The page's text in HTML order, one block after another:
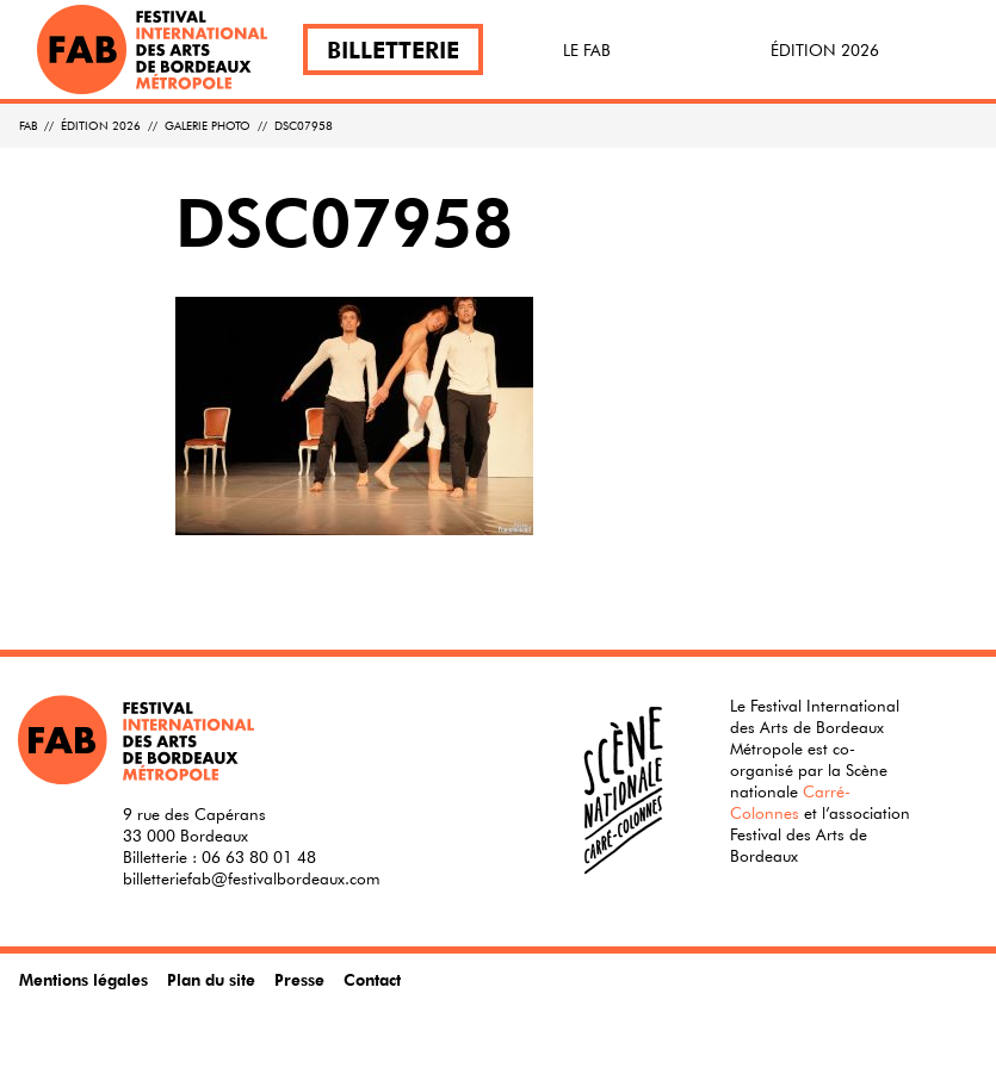
BILLETTERIE LE FAB ÉDITION 2026
FAB // ÉDITION 2026 // GALERIE PHOTO // DSC07958
DSC07958
9 rue des Capérans
33 000 Bordeaux
Billetterie : 06 63 80 01 48
billetteriefab@festivalbordeaux.com
Le Festival International
des Arts de Bordeaux
Métropole est co-
organisé par la Scène
nationaleCarré-
Colonnes et l’association
Festival des Arts de
Bordeaux
Mentions légales Plan du site Presse Contact